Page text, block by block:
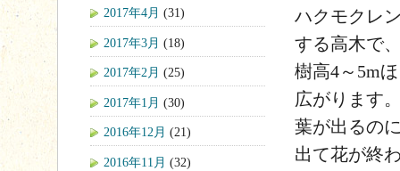
ハクモクレ
する高木で
樹高4～5m
広がります
葉が出るの
出て花が終
2017年4月 (31)
2017年3月 (18)
2017年2月 (25)
2017年1月 (30)
2016年12月 (21)
2016年11月 (32)